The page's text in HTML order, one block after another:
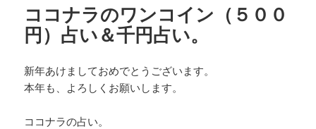
ココナラのワンコイン（５００
円）占い＆千円占い。
新年あけましておめでとうございます。
本年も、よろしくお願いします。
ココナラの占い。